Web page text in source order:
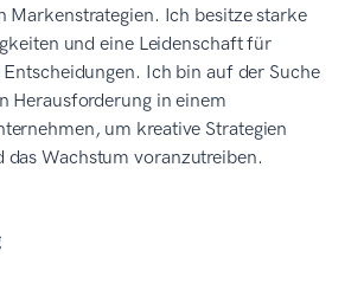
Markenstrategien. Ich besitze starke
und eine Leidenschaft für
Ich bin auf der Suche
Herausforderung in einem
um kreative Strategien
das Wachstum voranzutreiben.